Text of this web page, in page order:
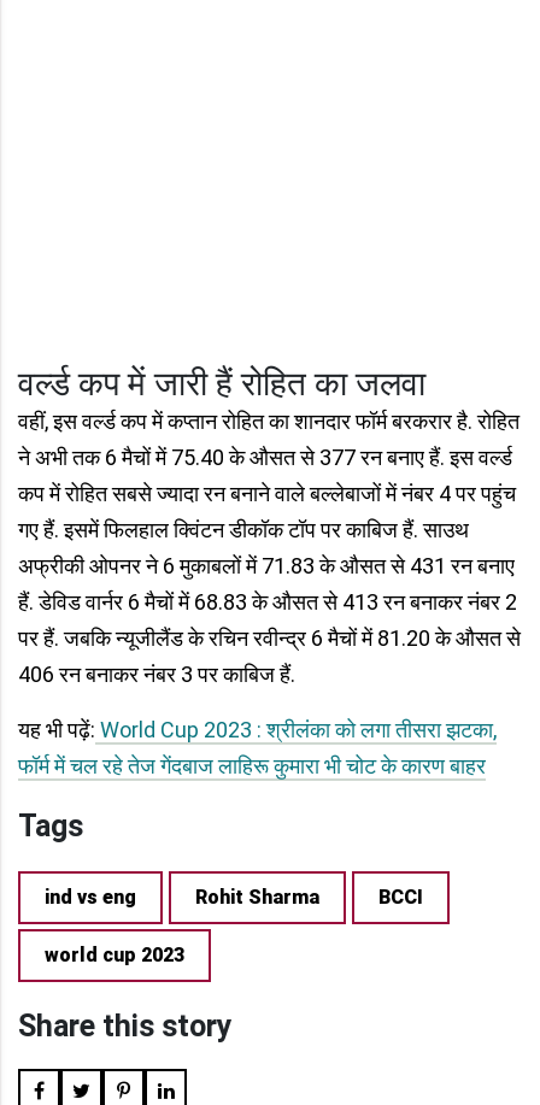
वर्ल्ड कप में जारी हैं रोहित का जलवा
वहीं, इस वर्ल्ड कप में कप्तान रोहित का शानदार फॉर्म बरकरार है. रोहित
ने अभी तक 6 मैचों में 75.40 के औसत से 377 रन बनाए हैं. इस वर्ल्ड
कप में रोहित सबसे ज्यादा रन बनाने वाले बल्लेबाजों में नंबर 4 पर पहुंच
गए हैं. इसमें फिलहाल क्विंटन डीकॉक टॉप पर काबिज हैं. साउथ
अफ्रीकी ओपनर ने 6 मुकाबलों में 71.83 के औसत से 431 रन बनाए
हैं. डेविड वार्नर 6 मैचों में 68.83 के औसत से 413 रन बनाकर नंबर 2
पर हैं. जबकि न्यूजीलैंड के रचिन रवीन्द्र 6 मैचों में 81.20 के औसत से
406 रन बनाकर नंबर 3 पर काबिज हैं.
यह भी पढ़ें: World Cup 2023 : श्रीलंका को लगा तीसरा झटका,
फॉर्म में चल रहे तेज गेंदबाज लाहिरू कुमारा भी चोट के कारण बाहर
Tags
ind vs eng Rohit Sharma BCCI
world cup 2023
Share this story